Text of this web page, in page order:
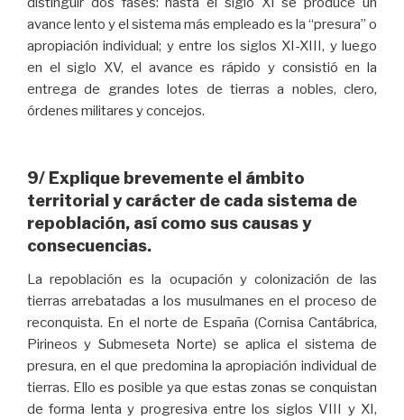
avance lento y el sistema más empleado es la “presura” o
apropiación individual; y entre los siglos XI-XIII, y luego
en el siglo XV, el avance es rápido y consistió en la
entrega de grandes lotes de tierras a nobles, clero,
órdenes militares y concejos.
9/ Explique brevemente el ámbito
territorial y carácter de cada sistema de
repoblación, así como sus causas y
consecuencias.
La repoblación es la ocupación y colonización de las
tierras arrebatadas a los musulmanes en el proceso de
reconquista. En el norte de España (Cornisa Cantábrica,
Pirineos y Submeseta Norte) se aplica el sistema de
presura, en el que predomina la apropiación individual de
tierras. Ello es posible ya que estas zonas se conquistan
de forma lenta y progresiva entre los siglos VIII y XI,